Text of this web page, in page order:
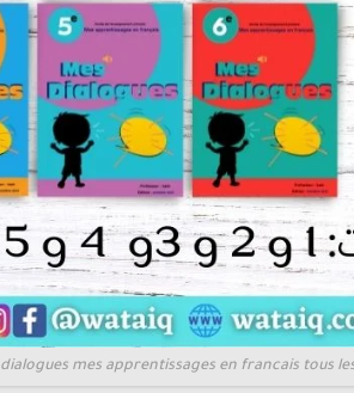
dialogues mes apprentissages en francais tous